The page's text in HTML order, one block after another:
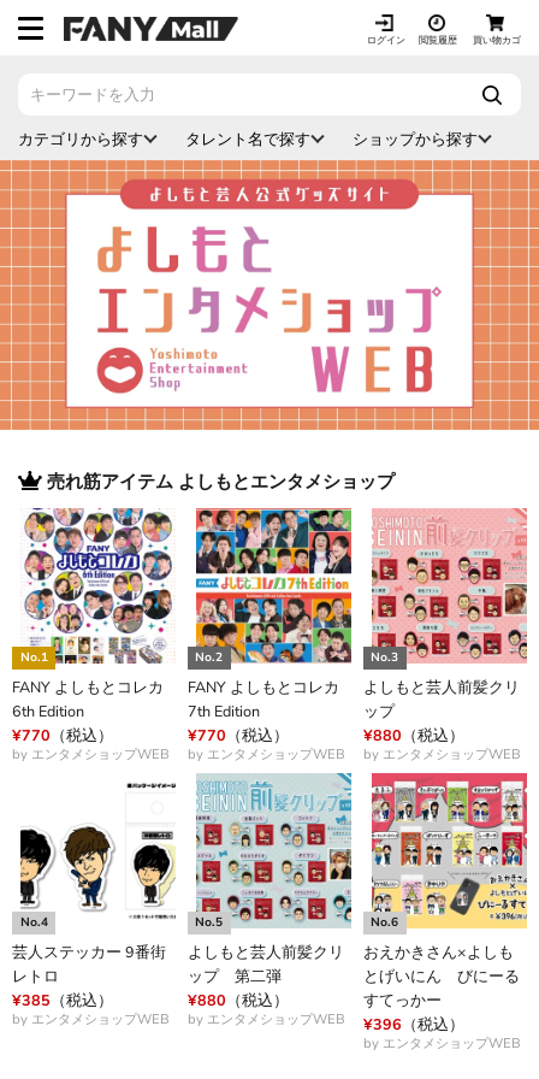
コ
ン
テ
ン
ツ
に
移
す
る
ログイン 閲覧履歴 買い物カゴ
カテゴリから探す タレント名で探す ショップから探す
売れ筋アイテム よしもとエンタメショップ
FANY よしもとコレカ
6th Edition
¥770 （税込）
by エンタメショップWEB
FANY よしもとコレカ
7th Edition
¥770 （税込）
by エンタメショップWEB
よしもと芸人前髪クリ
ップ
¥880 （税込）
by エンタメショップWEB
芸人ステッカー 9番街
レトロ
¥385 （税込）
by エンタメショップWEB
よしもと芸人前髪クリ
ップ 第二弾
¥880 （税込）
by エンタメショップWEB
おえかきさん×よしも
とげいにん びにーる
すてっかー
¥396 （税込）
by エンタメショップWEB